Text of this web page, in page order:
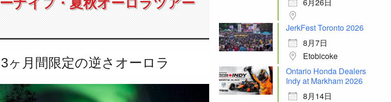
月間限定の逆さオーロラ
JerkFest Toronto 2026
8月7日
Etobicoke
Ontario Honda Dealers
Indy at Markham 2026
8月14日